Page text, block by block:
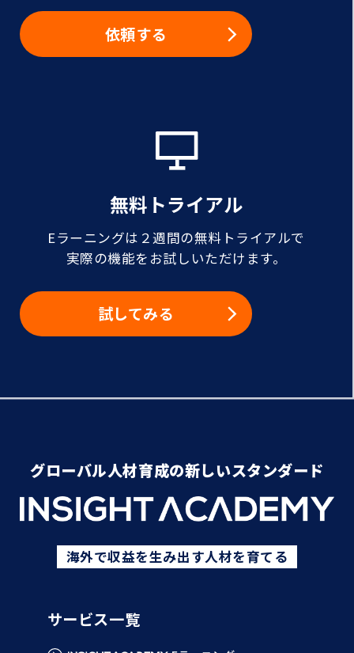
依頼する
無料トライアル
Eラーニングは２週間の無料トライアルで
実際の機能をお試しいただけます。
試してみる
グローバル人材育成の新しいスタンダード
海外で収益を生み出す人材を育てる
サービス一覧